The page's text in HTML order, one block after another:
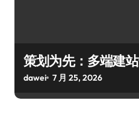
策划为先：多端建
dawei 7 月 25, 2026